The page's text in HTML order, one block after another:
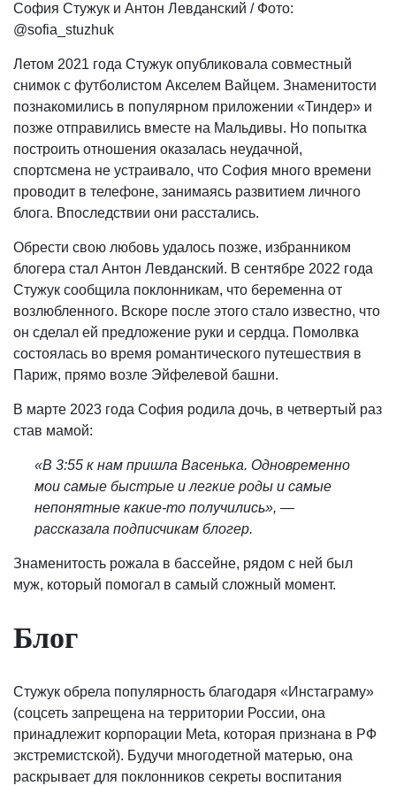
София Стужук и Антон Левданский / Фото:
@sofia_stuzhuk
Летом 2021 года Стужук опубликовала совместный
снимок с футболистом Акселем Вайцем. Знаменитости
познакомились в популярном приложении «Тиндер» и
позже отправились вместе на Мальдивы. Но попытка
построить отношения оказалась неудачной,
спортсмена не устраивало, что София много времени
проводит в телефоне, занимаясь развитием личного
блога. Впоследствии они расстались.
Обрести свою любовь удалось позже, избранником
блогера стал Антон Левданский. В сентябре 2022 года
Стужук сообщила поклонникам, что беременна от
возлюбленного. Вскоре после этого стало известно, что
он сделал ей предложение руки и сердца. Помолвка
состоялась во время романтического путешествия в
Париж, прямо возле Эйфелевой башни.
В марте 2023 года София родила дочь, в четвертый раз
став мамой:
«В 3:55 к нам пришла Васенька. Одновременно
мои самые быстрые и легкие роды и самые
непонятные какие-то получились», —
рассказала подписчикам блогер.
Знаменитость рожала в бассейне, рядом с ней был
муж, который помогал в самый сложный момент.
Блог
Стужук обрела популярность благодаря «Инстаграму»
(соцсеть запрещена на территории России, она
принадлежит корпорации Meta, которая признана в РФ
экстремистской). Будучи многодетной матерью, она
раскрывает для поклонников секреты воспитания